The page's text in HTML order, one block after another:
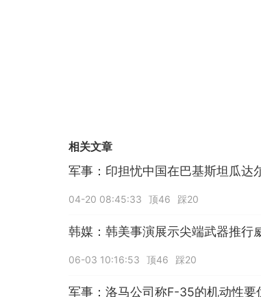
相关文章
军事：印担忧中国在巴基斯坦瓜达
04-20 08:45:33 顶46 踩20
韩媒：韩美事演展示尖端武器推行
06-03 10:16:53 顶46 踩20
军事：洛马公司称F-35的机动性要